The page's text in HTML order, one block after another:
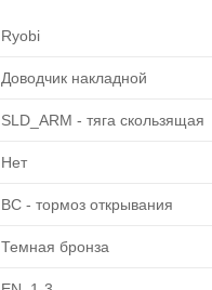
Ryobi
Доводчик накладной
SLD_ARM - тяга скользящая
Нет
BC - тормоз открывания
Темная бронза